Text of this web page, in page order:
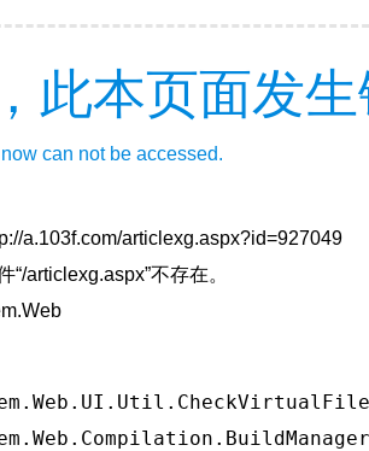
此本页面发
can not be accessed.
a.103f.com/articlexg.aspx?id=927049
“/articlexg.aspx”不存在。